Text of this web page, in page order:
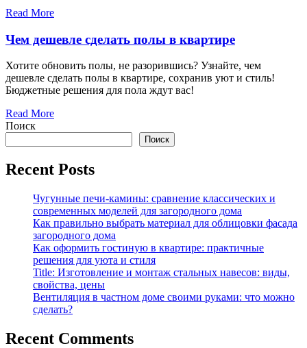
Read More
Чем дешевле сделать полы в квартире
Хотите обновить полы, не разорившись? Узнайте, чем
дешевле сделать полы в квартире, сохранив уют и стиль!
Бюджетные решения для пола ждут вас!
Read More
Поиск
Поиск
Recent Posts
Чугунные печи-камины: сравнение классических и
современных моделей для загородного дома
Как правильно выбрать материал для облицовки фасада
загородного дома
Как оформить гостиную в квартире: практичные
решения для уюта и стиля
Title: Изготовление и монтаж стальных навесов: виды,
свойства, цены
Вентиляция в частном доме своими руками: что можно
сделать?
Recent Comments